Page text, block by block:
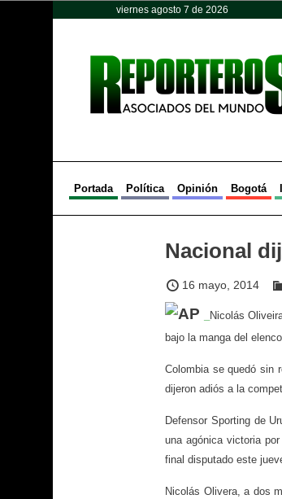
viernes agosto 7 de 2026
Portada Política Opinión Bogotá
Nacional
16 mayo, 2014
Nicolás
bajo la manga del
Colombia se quedó sin
dijeron adiós a la
Defensor Sporting de
una agónica victoria
final disputado este
Nicolás Olivera, a dos
Opinión Política